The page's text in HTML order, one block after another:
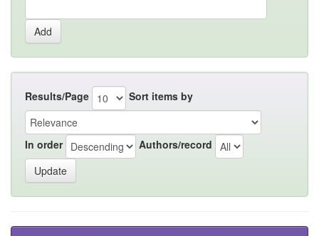
Results/Page Sort items by
In order Authors/record